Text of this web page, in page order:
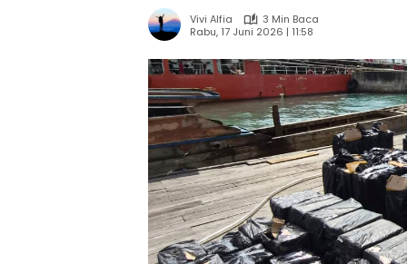
Vivi Alfia
3 Min Baca
Rabu, 17 Juni 2026 | 11:58